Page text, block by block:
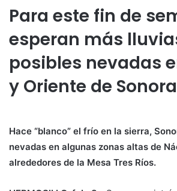
Para este fin de
esperan más
posibles nevadas
y Oriente de Sonora
Hace “blanco” el frío en la sierra,
nevadas en algunas zonas altas de
alrededores de la Mesa Tres Ríos.